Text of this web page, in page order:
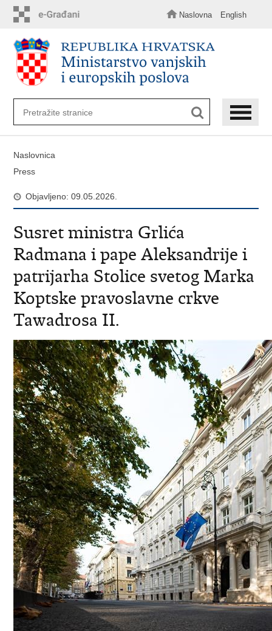
sadržaj
Naslovna English
Naslovnica
Press
Objavljeno: 09.05.2026.
Susret ministra Grlića
Radmana i pape Aleksandrije i
patrijarha Stolice svetog Marka
Koptske pravoslavne crkve
Tawadrosa II.